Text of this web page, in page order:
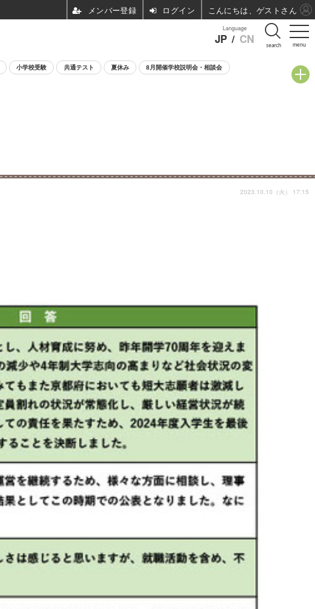
menu
Language
JP / CN search
小学校受験 共通テスト 夏休み 8月開催学校説明会・相談会
2023.10.10（火） 17:15
ログイン こんにちは、ゲストさん